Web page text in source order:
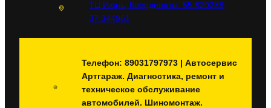
ТЦ Июнь, Координаты: 55.820288,
37.344961
Телефон: 89031797973 | Автосервис
Артгараж. Диагностика, ремонт и
техническое обслуживание
автомобилей. Шиномонтаж.